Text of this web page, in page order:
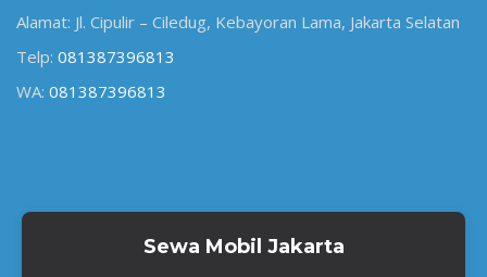
Alamat: Jl. Cipulir – Ciledug, Kebayoran Lama, Jakarta Selatan
Telp: 081387396813
WA: 081387396813
Sewa Mobil Jakarta